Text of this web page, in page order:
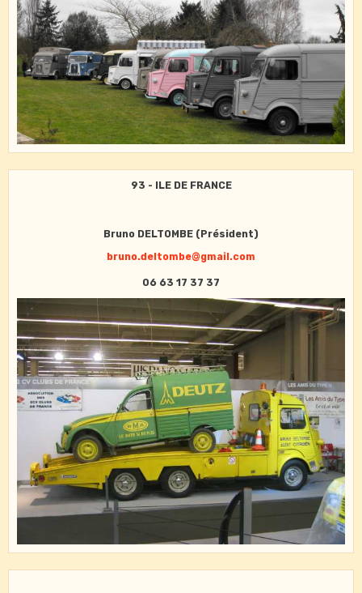
93 - ILE DE FRANCE
Bruno DELTOMBE (Président)
bruno.deltombe@gmail.com
06 63 17 37 37